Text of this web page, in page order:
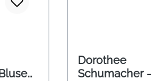
Dorothee
Schumacher -